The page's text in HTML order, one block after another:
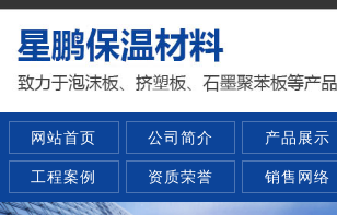
网站首页 公司简介 产品展示
工程案例 资质荣誉 销售网络